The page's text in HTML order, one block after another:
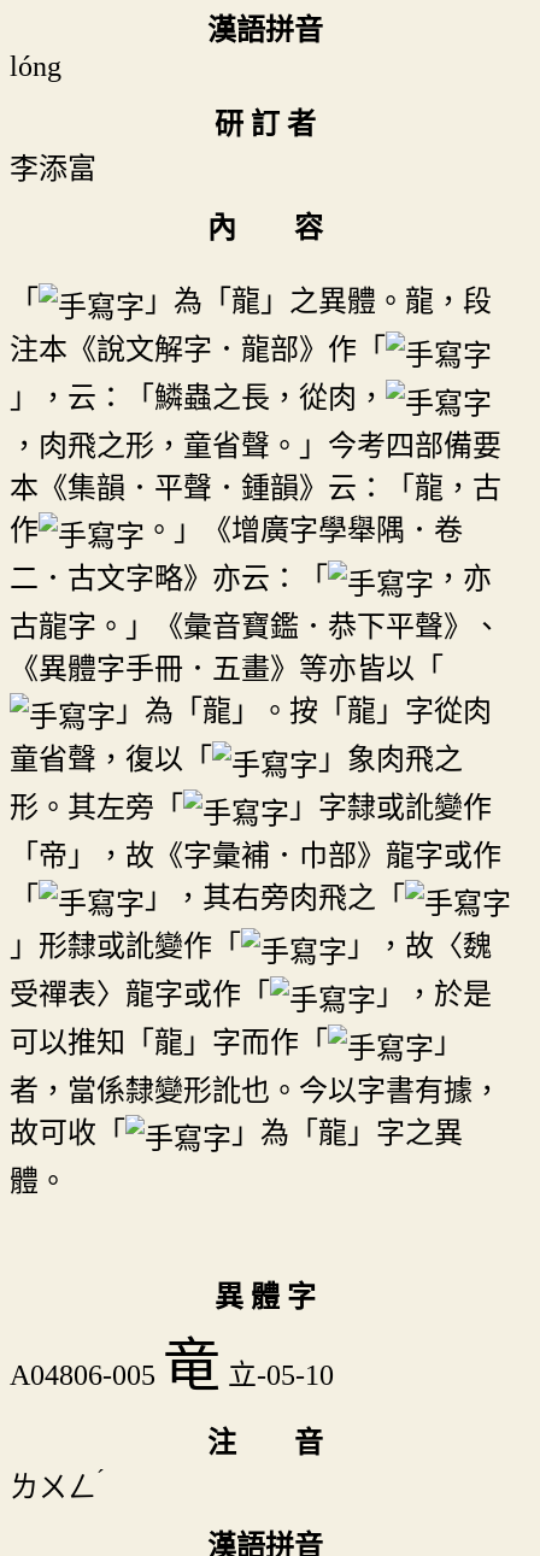
漢語拼音
lóng
研 訂 者
李添富
內 容
「
」為「龍」之異體。龍，段
注本《說文解字．龍部》作「
」，云：「鱗蟲之長，從肉，
，肉飛之形，童省聲。」今考四部備要
本《集韻．平聲．鍾韻》云：「龍，古
作
。」《增廣字學舉隅．卷
二．古文字略》亦云：「
，亦
古龍字。」《彙音寶鑑．恭下平聲》、
《異體字手冊．五畫》等亦皆以「
」為「龍」。按「龍」字從肉
童省聲，復以「
」象肉飛之
形。其左旁「
」字隸或訛變作
「帝」，故《字彙補．巾部》龍字或作
「
」，其右旁肉飛之「
」形隸或訛變作「
」，故〈魏
受禪表〉龍字或作「
」，於是
可以推知「龍」字而作「
」
者，當係隸變形訛也。今以字書有據，
故可收「
」為「龍」字之異
體。
異 體 字
A04806-005 竜 立-05-10
注 音
ㄌㄨㄥˊ
漢語拼音